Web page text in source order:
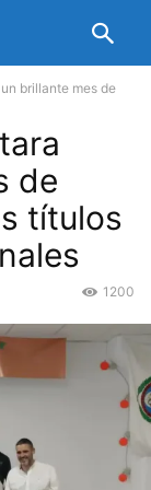
brillante mes de
de
títulos
1200